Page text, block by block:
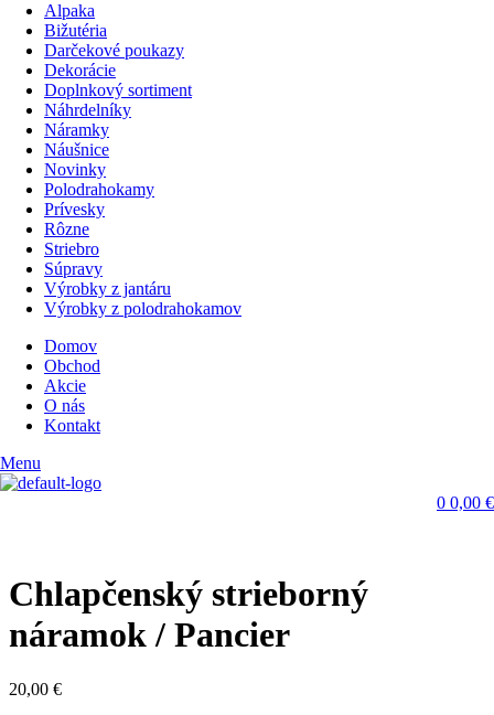
Alpaka
Bižutéria
Darčekové poukazy
Dekorácie
Doplnkový sortiment
Náhrdelníky
Náramky
Náušnice
Novinky
Polodrahokamy
Prívesky
Rôzne
Striebro
Súpravy
Výrobky z jantáru
Výrobky z polodrahokamov
Domov
Obchod
Akcie
O nás
Kontakt
Menu
0 0,00 €
Chlapčenský strieborný
náramok / Pancier
20,00 €